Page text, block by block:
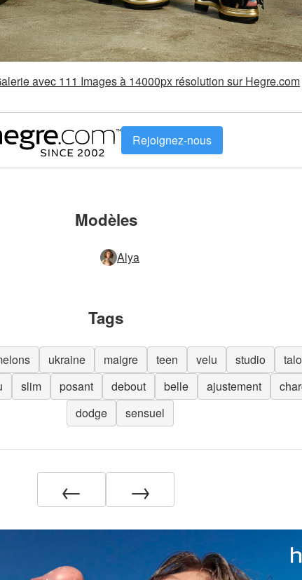
avec 111 Images à 14000px résolution sur Hegre.com
Rejoignez-nous
Modèles
Alya
Tags
ukraine maigre teen velu studio
slim posant debout belle ajustement
dodge
sensuel
← →